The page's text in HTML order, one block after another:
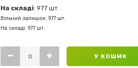
На складі: 977 шт.
Вільний залишок: 977 шт.
На складі: 977 шт.
У КОШИК